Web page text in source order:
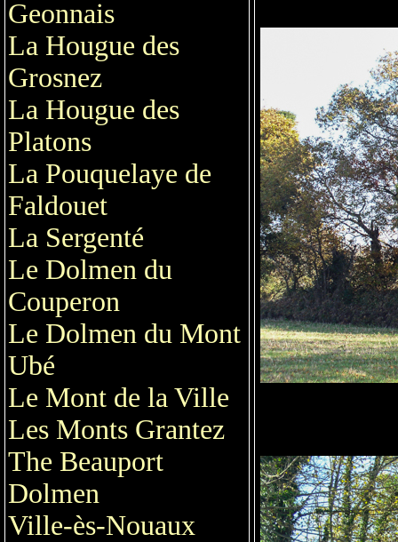
Geonnais
La Hougue des
Grosnez
La Hougue des
Platons
La Pouquelaye de
Faldouet
La Sergenté
Le Dolmen du
Couperon
Le Dolmen du Mont
Ubé
Le Mont de la Ville
Les Monts Grantez
The Beauport
Dolmen
Ville-ès-Nouaux